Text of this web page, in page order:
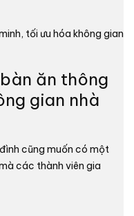
ăn thông
gian nhà
cũng muốn có một
các thành viên gia